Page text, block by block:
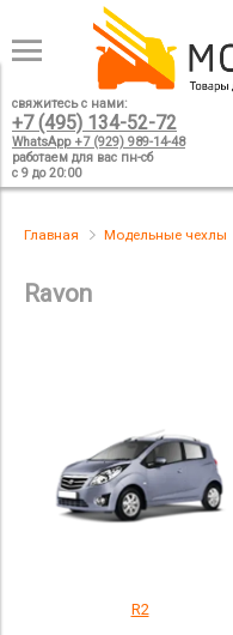
свяжитесь с нами:
+7 (495) 134-52-72
WhatsApp +7 (929) 989-14-48
работаем для вас пн-сб
с 9 до 20:00
Главная Модельные чехлы
Ravon
R2